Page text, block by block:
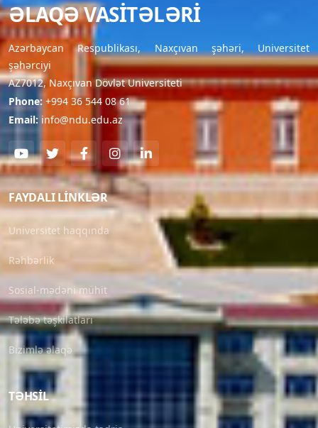
ƏLAQƏ VASITƏLƏRI
Azərbaycan Respublikası, Naxçıvan şəhəri, Universitet
şəhərciyi
AZ7012, Naxçıvan Dövlət Universiteti
Phone: +994 36 544 08 61
Email: info@ndu.edu.az
FAYDALI LINKLƏR
Universitet haqqında
Rəhbərlik
Sosial-mədəni mühit
Tələbə təşkilatları
Bizimlə əlaqə
TƏHSIL